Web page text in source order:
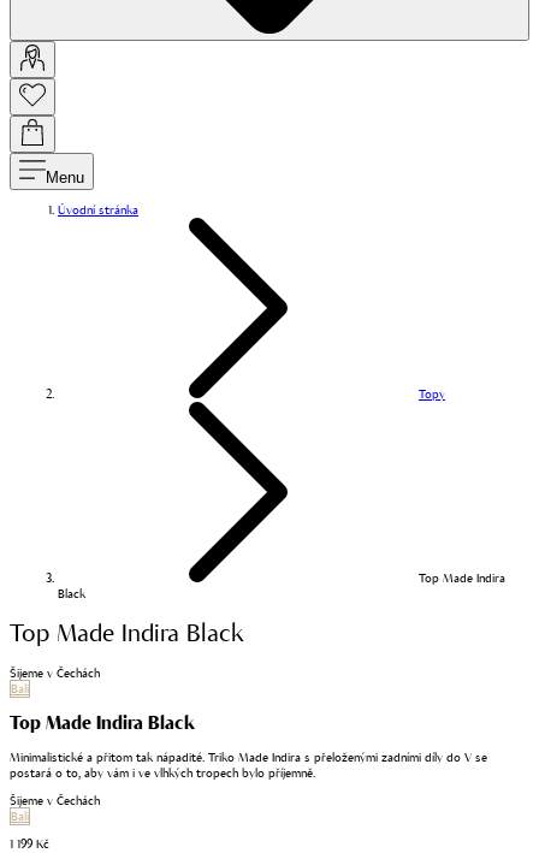
Menu
Úvodní stránka
Topy
Top Made Indira
Black
Top Made Indira Black
Šijeme v Čechách
Bali
Top Made Indira Black
Minimalistické a přitom tak nápadité. Triko Made Indira s přeloženými zadními díly do V se
postará o to, aby vám i ve vlhkých tropech bylo příjemně.
Šijeme v Čechách
Bali
1 199 Kč